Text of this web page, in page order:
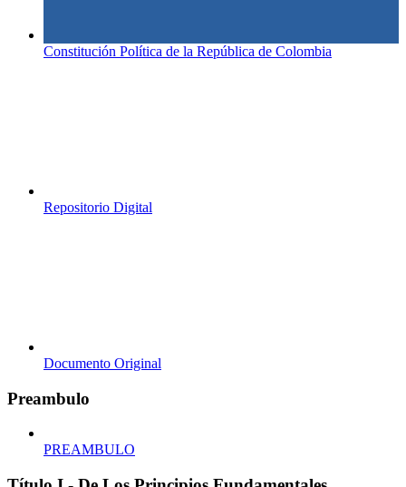
Constitución Política de la República de Colombia
Repositorio Digital
Documento Original
Preambulo
PREAMBULO